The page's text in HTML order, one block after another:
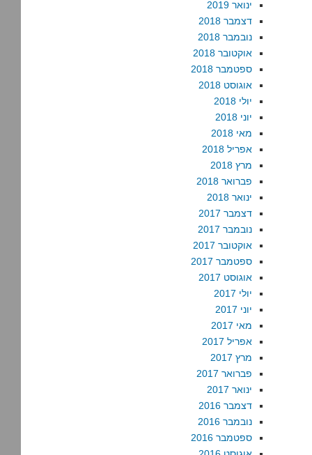
ינואר 2019
דצמבר 2018
נובמבר 2018
אוקטובר 2018
ספטמבר 2018
אוגוסט 2018
יולי 2018
יוני 2018
מאי 2018
אפריל 2018
מרץ 2018
פברואר 2018
ינואר 2018
דצמבר 2017
נובמבר 2017
אוקטובר 2017
ספטמבר 2017
אוגוסט 2017
יולי 2017
יוני 2017
מאי 2017
אפריל 2017
מרץ 2017
פברואר 2017
ינואר 2017
דצמבר 2016
נובמבר 2016
ספטמבר 2016